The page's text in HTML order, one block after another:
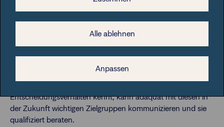
Kundengruppen, die für Finanzdienstleisterinnen und
Erwartungen an die Anlageberatung, ihre Einstellungen zu
Entscheidungsverhalten kennt, kann adäquat mit diesen in
der Zukunft wichtigen Zielgruppen kommunizieren und sie
qualifiziert beraten.
Alle ablehnen
Anpassen